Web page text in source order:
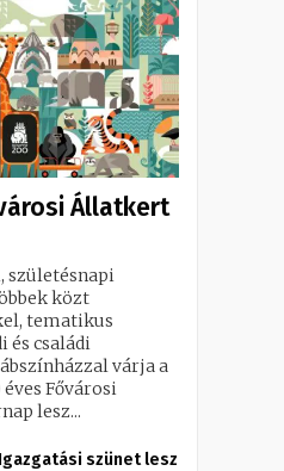
Állatkert
születésnapi
közt
tematikus
és családi
várja a
Fővárosi
lesz...
Igazgatási szünet lesz